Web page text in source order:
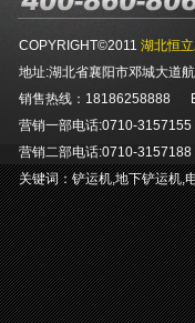
COPYRIGHT©2011 湖北恒
地址:湖北省襄阳市邓城大道
销售热线：18186258888
营销一部电话:0710-
营销二部电话:0710-
关键词：铲运机,地下铲运机,
E-mail：